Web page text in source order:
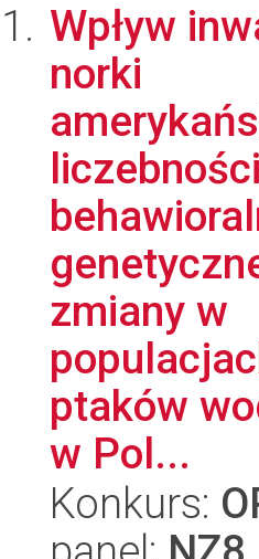
Wpływ
norki
zmiany w
ptaków
w Pol...
Konkurs: